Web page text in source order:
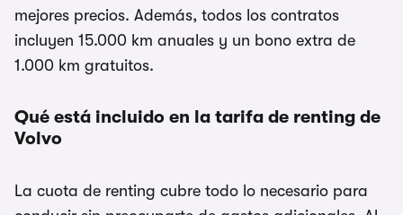
mejores precios. Además, todos los contratos
incluyen 15.000 km anuales y un bono extra de
1.000 km gratuitos.
Qué está incluido en la tarifa de renting de
Volvo
La cuota de renting cubre todo lo necesario para